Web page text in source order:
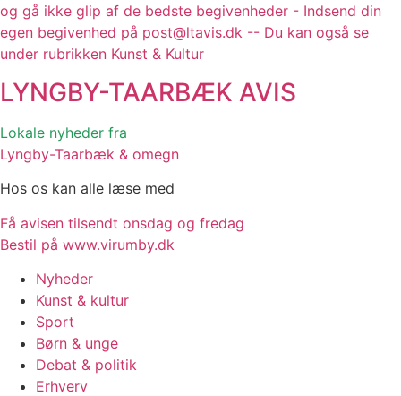
og gå ikke glip af de bedste begivenheder - Indsend din
egen begivenhed på post@ltavis.dk -- Du kan også se
under rubrikken Kunst & Kultur
LYNGBY-TAARBÆK AVIS
Lokale nyheder fra
Lyngby-Taarbæk & omegn
Hos os kan alle læse med
Få avisen tilsendt onsdag og fredag
Bestil på www.virumby.dk
Nyheder
Kunst & kultur
Sport
Børn & unge
Debat & politik
Erhverv